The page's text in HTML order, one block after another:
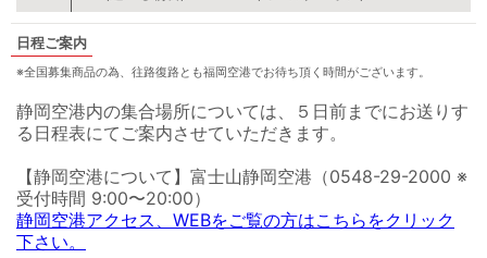
ご案内
※全国募集商品の為、往路復路とも福岡空港でお待ち頂く時間がございます。
静岡空港内の集合場所については、５日前までにお送りす
る日程表にてご案内させていただきます。
【静岡空港について】富士山静岡空港（0548-29-2000 ※
受付時間 9:00〜20:00）
静岡空港アクセス、WEBをご覧の方はこちらをクリック
下さい。